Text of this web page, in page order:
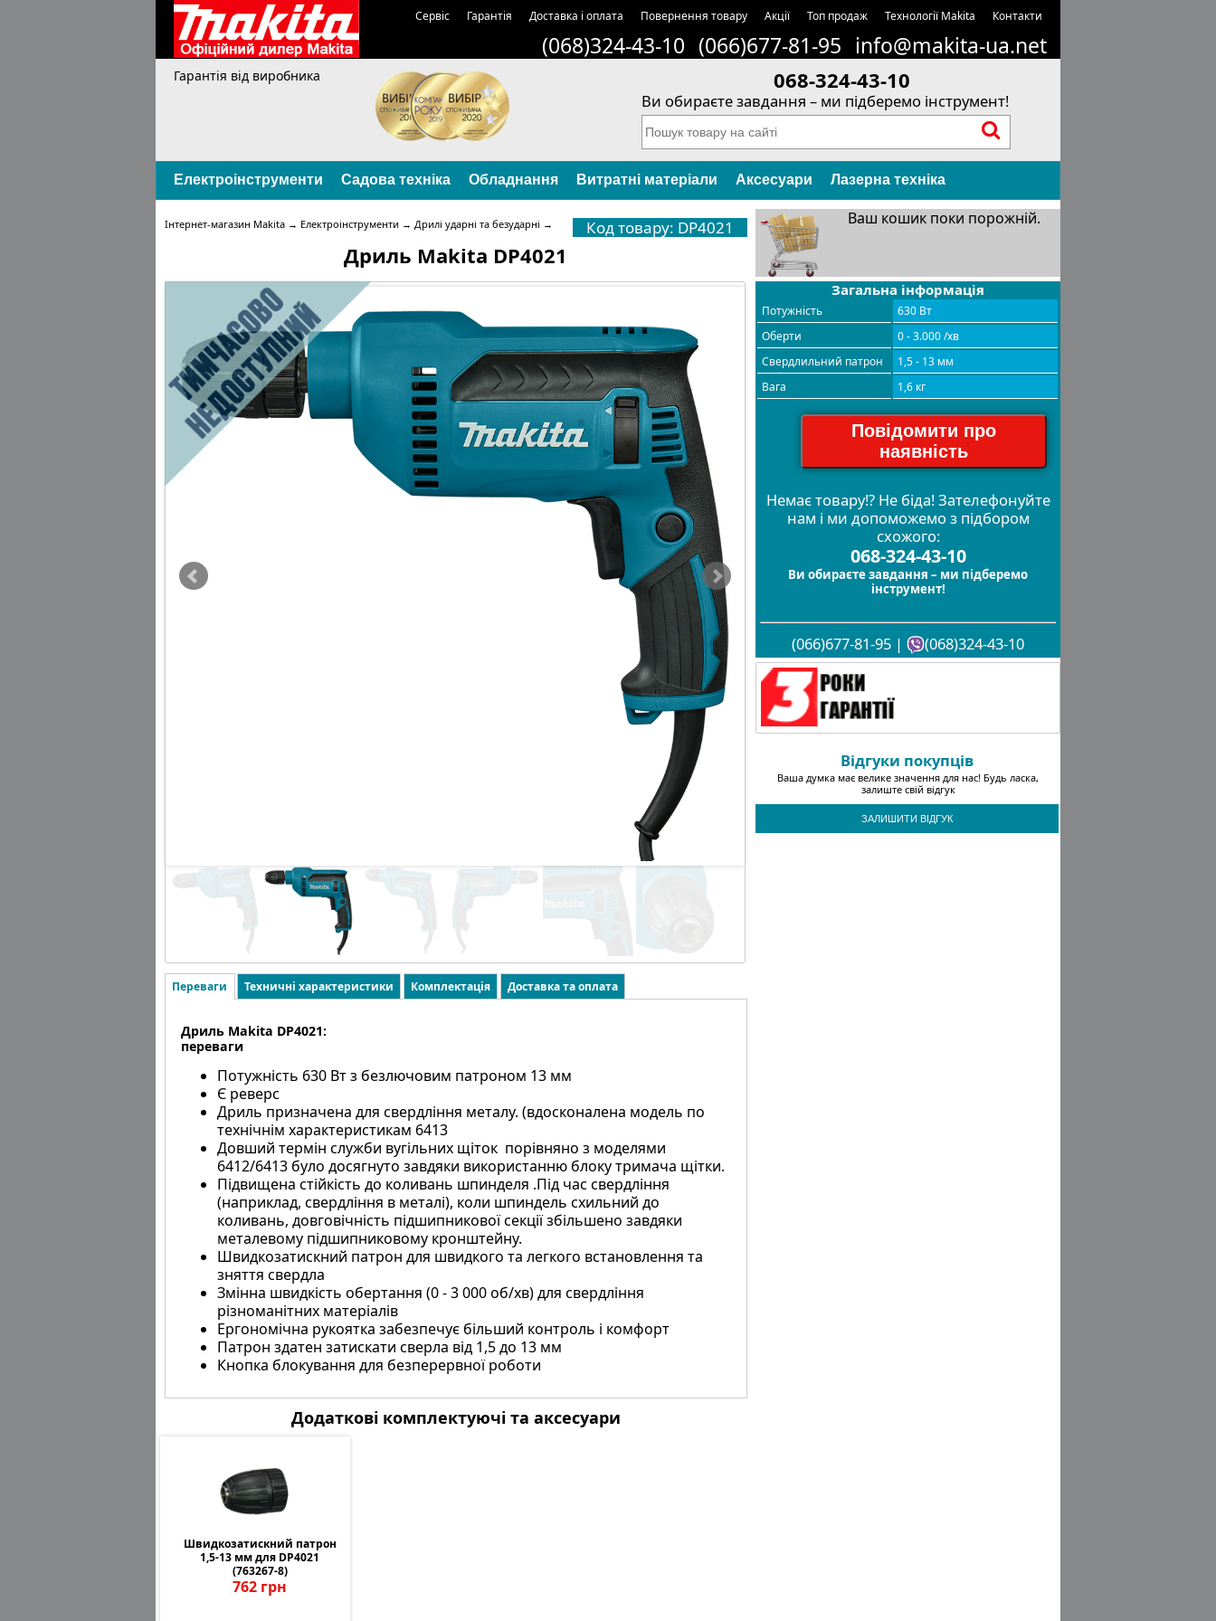
Сервіс Гарантія Доставка і оплата Повернення товару Акції Топ продаж Технології Makita Контакти
(068)324-43-10 (066)677-81-95 info@makita-ua.net
Гарантія від виробника 068-324-43-10
Ви обираєте завдання – ми підберемо інструмент!
Електроінструменти Садова техніка Обладнання Витратні матеріали Аксесуари Лазерна техніка
Код товару: DP4021
Інтернет-магазин Makita → Електроінструменти → Дрилі ударні та безударні →
Дриль Makita DP4021
Ваш кошик поки порожній.
Загальна інформація
Потужність
630 Вт
Оберти
0 - 3.000 /хв
Свердлильний патрон
1,5 - 13 мм
Вага
1,6 кг
Повідомити про
наявність
Немає товару!? Не біда! Зателефонуйте
нам і ми допоможемо з підбором
схожого:
068-324-43-10
Ви обираєте завдання – ми підберемо
інструмент!
(066)677-81-95 | (068)324-43-10
Відгуки покупців
Ваша думка має велике значення для нас! Будь ласка,
залиште свій відгук
ЗАЛИШИТИ ВІДГУК
Переваги Техничні характеристики Комплектація Доставка та оплата
Дриль Makita DP4021:
переваги
Потужність 630 Вт з безлючовим патроном 13 мм
Є реверс
Дриль призначена для свердління металу. (вдосконалена модель по
технічнім характеристикам 6413
Довший термін служби вугільних щіток порівняно з моделями
6412/6413 було досягнуто завдяки використанню блоку тримача щітки.
Підвищена стійкість до коливань шпинделя .Під час свердління
(наприклад, свердління в металі), коли шпиндель схильний до
коливань, довговічність підшипникової секції збільшено завдяки
металевому підшипниковому кронштейну.
Швидкозатискний патрон для швидкого та легкого встановлення та
зняття свердла
Змінна швидкість обертання (0 - 3 000 об/хв) для свердління
різноманітних матеріалів
Ергономічна рукоятка забезпечує більший контроль і комфорт
Патрон здатен затискати сверла від 1,5 до 13 мм
Кнопка блокування для безперервної роботи
Додаткові комплектуючі та аксесуари
Швидкозатискний патрон
1,5-13 мм для DP4021
(763267-8)
762 грн